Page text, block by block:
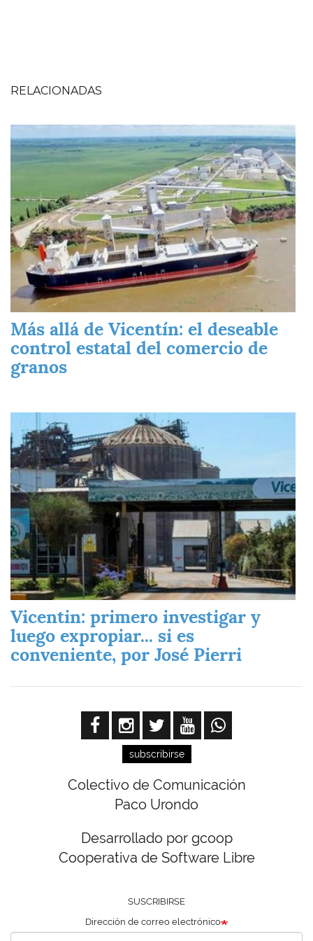
RELACIONADAS
Más allá de Vicentín: el deseable
control estatal del comercio de
granos
Vicentin: primero investigar y
luego expropiar... si es
conveniente, por José Pierri
subscribirse
Colectivo de Comunicación
Paco Urondo
Desarrollado por gcoop
Cooperativa de Software Libre
SUSCRIBIRSE
Dirección de correo electrónico